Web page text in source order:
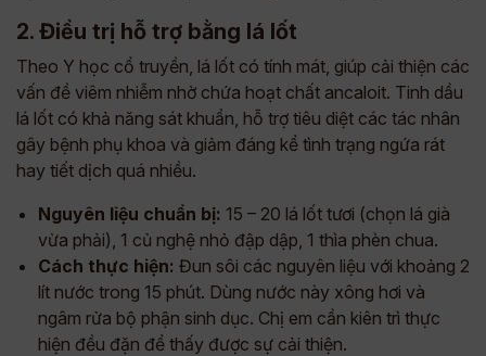
2. Điều trị hỗ trợ bằng lá lốt
Theo Y học cổ truyền, lá lốt có tính mát, giúp cải thiện các
vấn đề viêm nhiễm nhờ chứa hoạt chất ancaloit. Tinh dầu
lá lốt có khả năng sát khuẩn, hỗ trợ tiêu diệt các tác nhân
gây bệnh phụ khoa và giảm đáng kể tình trạng ngứa rát
hay tiết dịch quá nhiều.
Nguyên liệu chuẩn bị: 15 – 20 lá lốt tươi (chọn lá già
vừa phải), 1 củ nghệ nhỏ đập dập, 1 thìa phèn chua.
Cách thực hiện: Đun sôi các nguyên liệu với khoảng 2
lít nước trong 15 phút. Dùng nước này xông hơi và
ngâm rửa bộ phận sinh dục. Chị em cần kiên trì thực
hiện đều đặn để thấy được sự cải thiện.